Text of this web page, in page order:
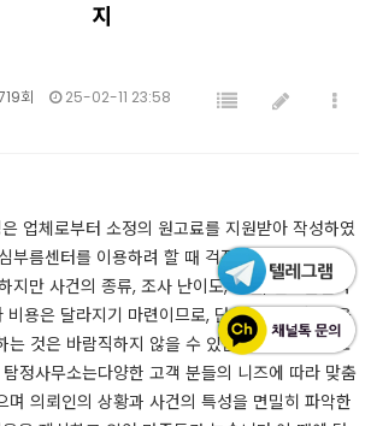
지
회 25-02-11 23:58
업체로부터 소정의 원고료를 지원받아 작성하였
부름센터를 이용하려 할 때 걱정되는 부분 중 하
지만 사건의 종류, 조사 난이도, 기간, 필요한인력
용은 달라지기 마련이므로, 단순히 ‘저렴함’만을
는 것은 바람직하지 않을 수 있습니다.​광주흥신소
정사무소는다양한 고객 분들의 니즈에 따라 맞춤
며 의뢰인의 상황과 사건의 특성을 면밀히 파악한